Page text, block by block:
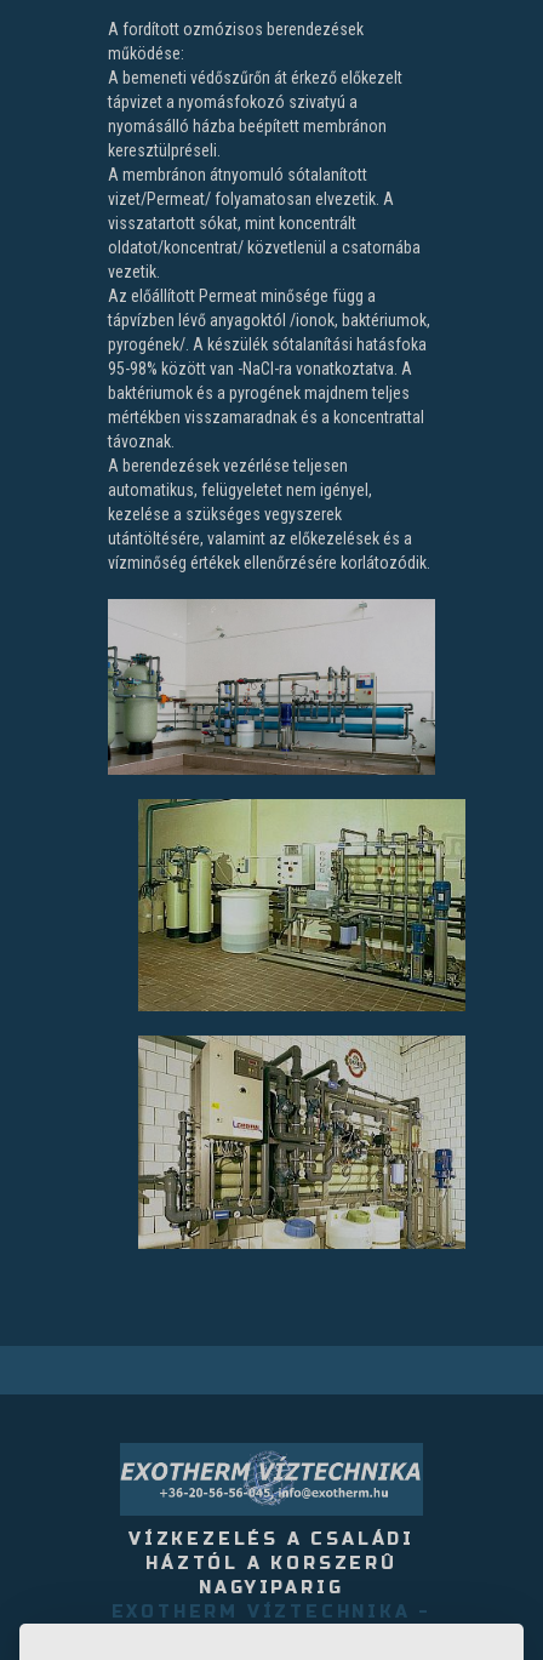
A fordított ozmózisos berendezések
működése:
A bemeneti védőszűrőn át érkező előkezelt
tápvizet a nyomásfokozó szivatyú a
nyomásálló házba beépített membránon
keresztülpréseli.
A membránon átnyomuló sótalanított
vizet/Permeat/ folyamatosan elvezetik. A
visszatartott sókat, mint koncentrált
oldatot/koncentrat/ közvetlenül a csatornába
vezetik.
Az előállított Permeat minősége függ a
tápvízben lévő anyagoktól /ionok, baktériumok,
pyrogének/. A készülék sótalanítási hatásfoka
95-98% között van -NaCl-ra vonatkoztatva. A
baktériumok és a pyrogének majdnem teljes
mértékben visszamaradnak és a koncentrattal
távoznak.
A berendezések vezérlése teljesen
automatikus, felügyeletet nem igényel,
kezelése a szükséges vegyszerek
utántöltésére, valamint az előkezelések és a
vízminőség értékek ellenőrzésére korlátozódik.
VÍZKEZELÉS A CSALÁDI
HÁZTÓL A KORSZERÛ
NAGYIPARIG
EXOTHERM VÍZTECHNIKA -